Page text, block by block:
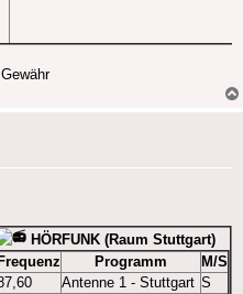
HÖRFUNK (Raum Stuttgart)
Frequenz
Programm
M/S
Antenne 1 - Stuttgart S